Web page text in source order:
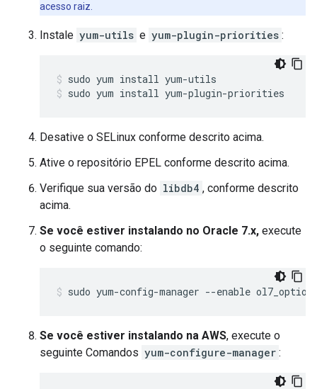
acesso raiz.
Instale yum-utils e yum-plugin-priorities :
sudo yum install yum-plugin-priorities
Desative o SELinux conforme descrito acima.
Ative o repositório EPEL conforme descrito acima.
Verifique sua versão do libdb4 , conforme descrito
acima.
Se você estiver instalando no Oracle 7.x, execute
o seguinte comando:
sudo yum-config-manager --enable
Se você estiver instalando na AWS, execute o
seguinte Comandos yum-configure-manager :